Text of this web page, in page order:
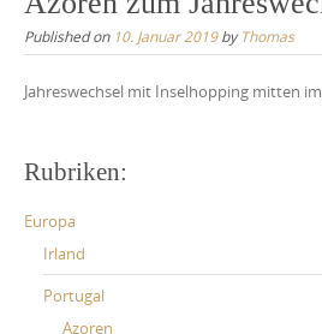
Published on 10. Januar 2019byThomas
Jahreswechsel mit Inselhopping mitten
Rubriken:
Europa
Irland
Portugal
Azoren